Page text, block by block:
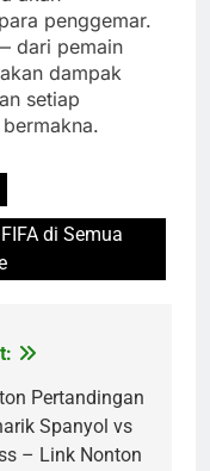
penggemar.
dari pemain
dampak
setiap
di Semua
Pertandingan
Spanyol vs
– Link Nonton